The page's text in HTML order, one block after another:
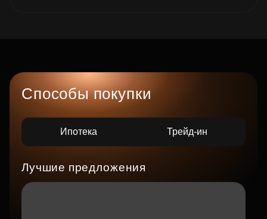
Способы покупки
Ипотека Трейд-ин
Лучшие предложения